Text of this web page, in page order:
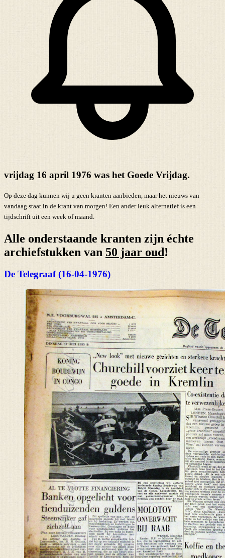
vrijdag 16 april 1976 was het Goede Vrijdag.
Op deze dag kunnen wij u geen kranten aanbieden, maar het nieuws van
vandaag staat in de krant van morgen! Een ander leuk alternatief is een
tijdschrift uit een week of maand.
Alle onderstaande kranten zijn échte
archiefstukken van 50 jaar oud!
De Telegraaf (16-04-1976)